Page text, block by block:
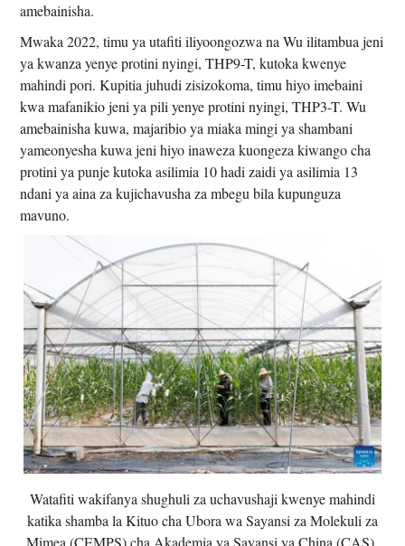
amebainisha.
Mwaka 2022, timu ya utafiti iliyoongozwa na Wu ilitambua jeni
ya kwanza yenye protini nyingi, THP9-T, kutoka kwenye
mahindi pori. Kupitia juhudi zisizokoma, timu hiyo imebaini
kwa mafanikio jeni ya pili yenye protini nyingi, THP3-T. Wu
amebainisha kuwa, majaribio ya miaka mingi ya shambani
yameonyesha kuwa jeni hiyo inaweza kuongeza kiwango cha
protini ya punje kutoka asilimia 10 hadi zaidi ya asilimia 13
ndani ya aina za kujichavusha za mbegu bila kupunguza
mavuno.
Watafiti wakifanya shughuli za uchavushaji kwenye mahindi
katika shamba la Kituo cha Ubora wa Sayansi za Molekuli za
Mimea (CEMPS) cha Akademia ya Sayansi ya China (CAS),